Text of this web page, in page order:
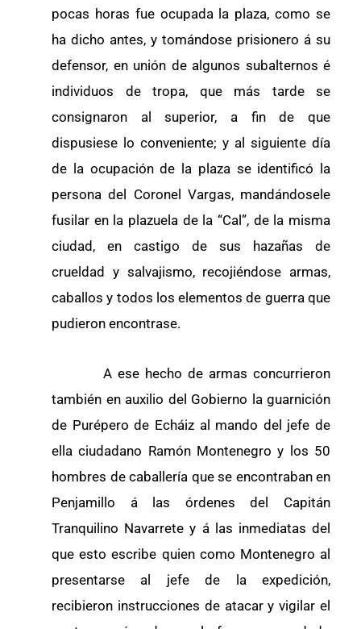
pocas horas fue ocupada la plaza, como se
ha dicho antes, y tomándose prisionero á su
defensor, en unión de algunos subalternos é
individuos de tropa, que más tarde se
consignaron al superior, a fin de que
dispusiese lo conveniente; y al siguiente día
de la ocupación de la plaza se identificó la
persona del Coronel Vargas, mandándosele
fusilar en la plazuela de la “Cal”, de la misma
ciudad, en castigo de sus hazañas de
crueldad y salvajismo, recojiéndose armas,
caballos y todos los elementos de guerra que
pudieron encontrase.
A ese hecho de armas concurrieron
también en auxilio del Gobierno la guarnición
de Purépero de Echáiz al mando del jefe de
ella ciudadano Ramón Montenegro y los 50
hombres de caballería que se encontraban en
Penjamillo á las órdenes del Capitán
Tranquilino Navarrete y á las inmediatas del
que esto escribe quien como Montenegro al
presentarse al jefe de la expedición,
recibieron instrucciones de atacar y vigilar el